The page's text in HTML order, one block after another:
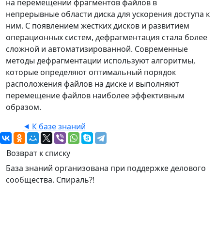
на перемещении фрагментов файлов в
непрерывные области диска для ускорения доступа к
ним. С появлением жестких дисков и развитием
операционных систем, дефрагментация стала более
сложной и автоматизированной. Современные
методы дефрагментации используют алгоритмы,
которые определяют оптимальный порядок
расположения файлов на диске и выполняют
перемещение файлов наиболее эффективным
образом.
⯇ К базе знаний
Возврат к списку
База знаний организована при поддержке делового
сообщества. Спираль?!